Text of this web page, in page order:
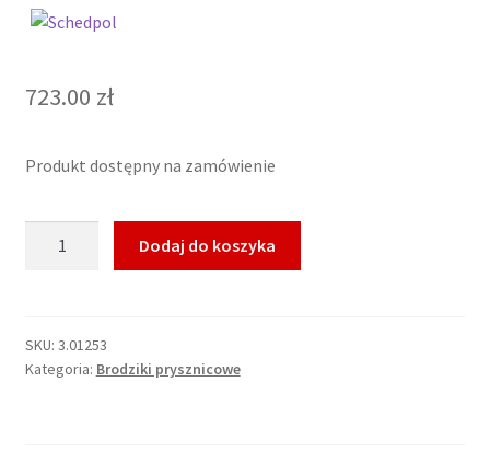
723.00 zł
Produkt dostępny na zamówienie
prostokątny
70x80x14cm,
Dodaj do koszyka
SKU: 3.01253
Kategoria: Brodziki prysznicowe